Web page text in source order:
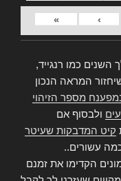
›
»
השנים כמו רנגייד,
המראה הנכון
מספר הזיהוי
ולבסוף אם
קיט המדבקות שעיטר
עשורים..
הקדימו את זמנם